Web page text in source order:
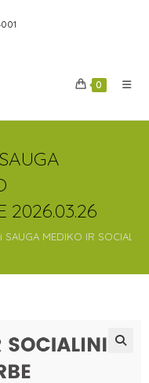
0
2026.03.26
MEDIKO IR